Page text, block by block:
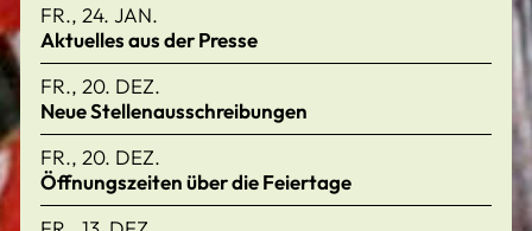
FR., 24. JAN.
Aktuelles aus der Presse
FR., 20. DEZ.
Neue Stellenausschreibungen
FR., 20. DEZ.
Öffnungszeiten über die Feiertage